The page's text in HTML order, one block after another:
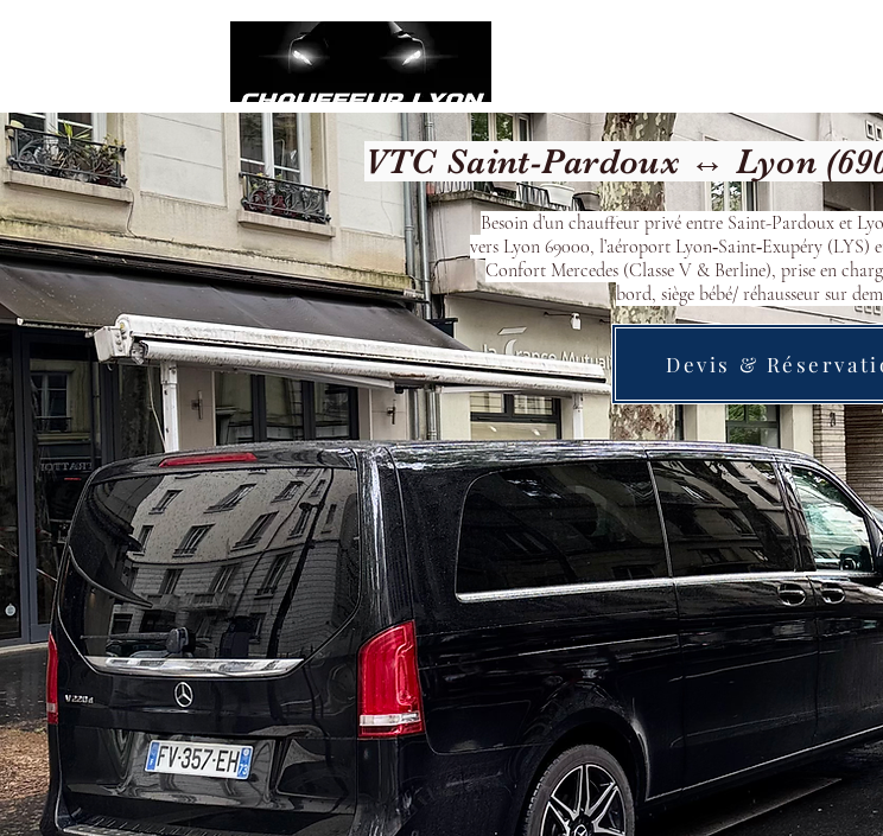
VTC Saint-Pardoux ↔ Lyon
Besoin d’un chauffeur privé entre Saint-Pardoux et
vers Lyon 69000, l’aéroport Lyon‑Saint‑Exupéry (LYS)
Confort Mercedes (Classe V & Berline), prise en
bord, siège bébé/ réhausseur sur
Devis &